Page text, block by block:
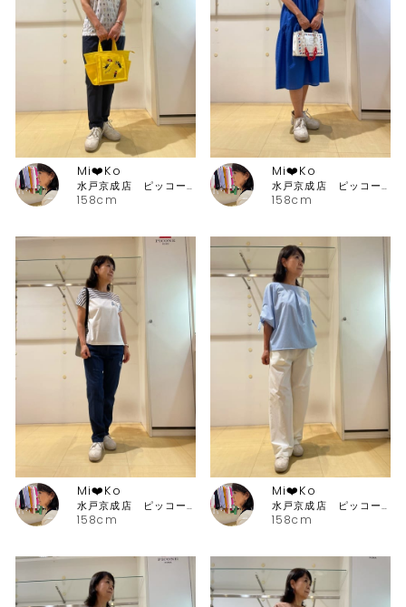
158cm
Mi❤️Ko
水戸京成店 ピッコーネ・ピッコーネクラブ
158cm
Mi❤️Ko
水戸京成店 ピッコーネ・ピッコーネクラブ
158cm
Mi❤️Ko
水戸京成店 ピッコーネ・ピッコーネクラブ
158cm
Mi❤️Ko
水戸京成店 ピッコーネ・ピッコーネクラブ